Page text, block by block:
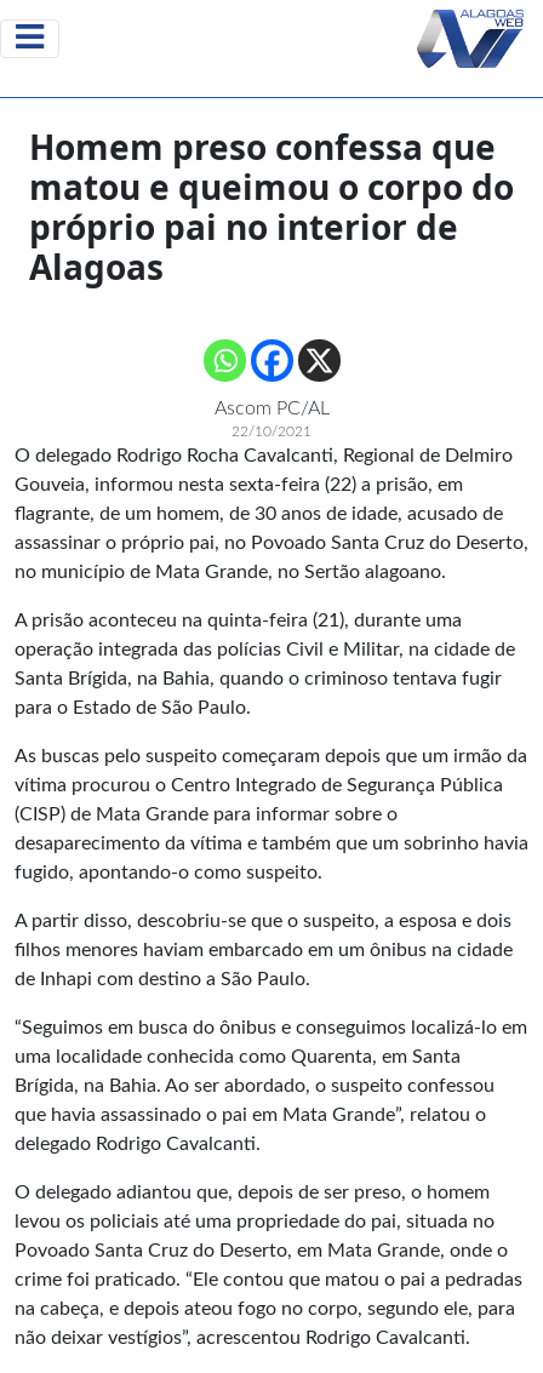
Homem preso confessa que
matou e queimou o corpo do
próprio pai no interior de
Alagoas
Ascom PC/AL
22/10/2021
O delegado Rodrigo Rocha Cavalcanti, Regional de Delmiro
Gouveia, informou nesta sexta-feira (22) a prisão, em
flagrante, de um homem, de 30 anos de idade, acusado de
assassinar o próprio pai, no Povoado Santa Cruz do Deserto,
no município de Mata Grande, no Sertão alagoano.
A prisão aconteceu na quinta-feira (21), durante uma
operação integrada das polícias Civil e Militar, na cidade de
Santa Brígida, na Bahia, quando o criminoso tentava fugir
para o Estado de São Paulo.
As buscas pelo suspeito começaram depois que um irmão da
vítima procurou o Centro Integrado de Segurança Pública
(CISP) de Mata Grande para informar sobre o
desaparecimento da vítima e também que um sobrinho havia
fugido, apontando-o como suspeito.
A partir disso, descobriu-se que o suspeito, a esposa e dois
filhos menores haviam embarcado em um ônibus na cidade
de Inhapi com destino a São Paulo.
“Seguimos em busca do ônibus e conseguimos localizá-lo em
uma localidade conhecida como Quarenta, em Santa
Brígida, na Bahia. Ao ser abordado, o suspeito confessou
que havia assassinado o pai em Mata Grande”, relatou o
delegado Rodrigo Cavalcanti.
O delegado adiantou que, depois de ser preso, o homem
levou os policiais até uma propriedade do pai, situada no
Povoado Santa Cruz do Deserto, em Mata Grande, onde o
crime foi praticado. “Ele contou que matou o pai a pedradas
na cabeça, e depois ateou fogo no corpo, segundo ele, para
não deixar vestígios”, acrescentou Rodrigo Cavalcanti.